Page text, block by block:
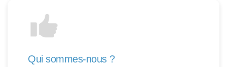
Qui sommes-nous ?